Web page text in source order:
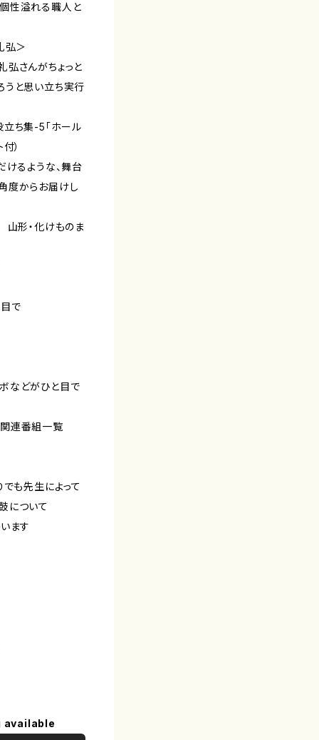
性溢れる職人と
弘＞
さんがちょっと
うと思い立ち実行
立ち集-5「ホール
）
けるような、舞台
度からお届けし
形・化けものま
で
などがひと目で
連番組一覧
も先生によって
について
ます
available